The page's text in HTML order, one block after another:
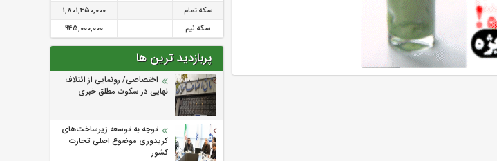
سکه تمام
1,801,450,000
سکه نیم
945,000,000
پربازدید ترین ها
اختصاصی/ رونمایی از ائتلاف‌
نهایی در سکوت مطلق خبری
توجه به توسعه زیرساخت‌های
کریدوری موضوع اصلی تجارت
کشور